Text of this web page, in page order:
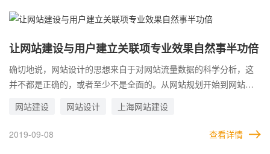
让网站建设与用户建立关联项专业效果自然事半功倍
确切地说，网站设计的思想来自于对网站流量数据的科学分析，这
并不都是正确的，或者至少不是全面的。从网站规划开始到网站设
对网站访问数据的科学分析。原因很简单，网站是给用户看的，如
果你想让网站的设计和制作发挥应用的效果，就必须离不开对流量
网站建设 网站设计 上海网站建设
2019-09-08 查看详情